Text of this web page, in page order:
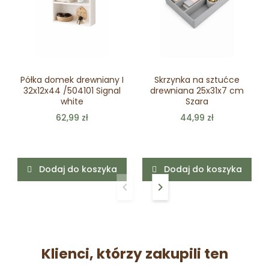
Półka domek drewniany I
32x12x44 /504101 Signal
white
62,99 zł
Dodaj do koszyka
Skrzynka na sztućce
drewniana 25x31x7 cm
Szara
44,99 zł
Dodaj do koszyka
Poprzedni
keyboard_arrow_left Następny
keyboard_arrow_right
Klienci, którzy zakupili ten